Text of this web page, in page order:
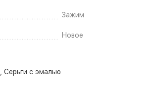
Зажим
Новое
Серьги с эмалью